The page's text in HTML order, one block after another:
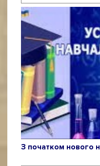
З початком нового